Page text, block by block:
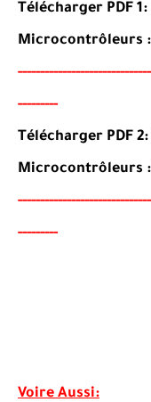
Télécharger PDF 1:
Microcontrôleurs :
-------------------------
---------
Télécharger PDF 2:
Microcontrôleurs :
-------------------------
---------
Voire Aussi: